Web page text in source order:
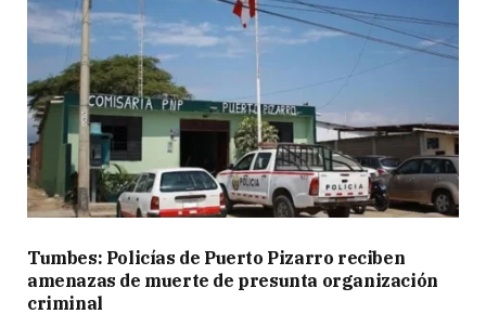
Tumbes: Policías de Puerto Pizarro reciben
amenazas de muerte de presunta organización
criminal